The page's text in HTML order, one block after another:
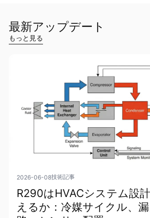
最新アップデート
もっと見る
2026-06-08技術記事
R290はHVACシステム設
えるか：冷媒サイクル、